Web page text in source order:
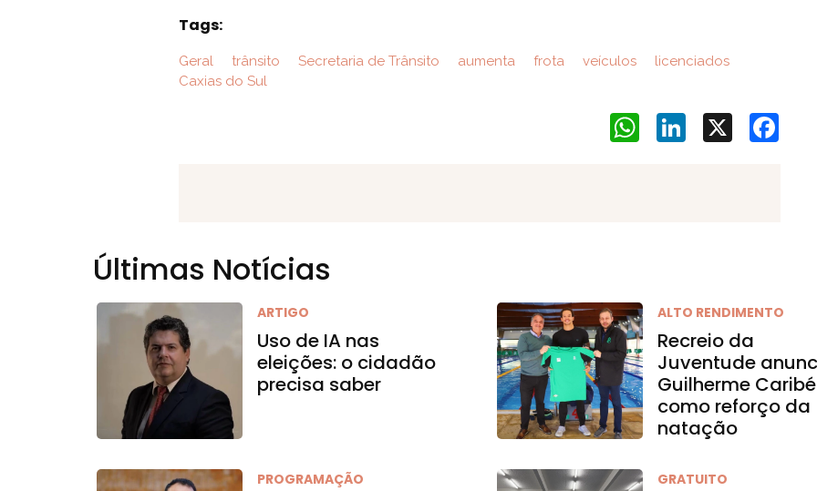
Tags:
Geral trânsito Secretaria de Trânsito aumenta frota veículos
licenciados
Caxias do Sul
X
LinkedIn
WhatsApp
Últimas Notícias
ARTIGO
Uso de IA nas
eleições: o cidadão
precisa saber
ALTO RENDIMENTO
Recreio da
Juventude
Guilherme Caribé
como reforço da
natação
PROGRAMAÇÃO GRATUITO